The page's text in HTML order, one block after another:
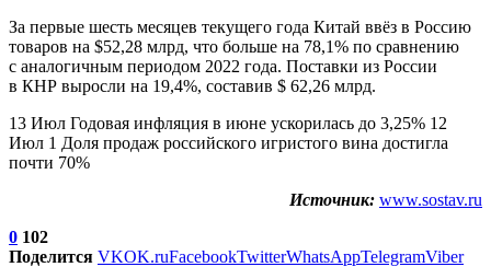
За первые шесть месяцев текущего года Китай ввёз в Россию
товаров на $52,28 млрд, что больше на 78,1% по сравнению
с аналогичным периодом 2022 года. Поставки из России
в КНР выросли на 19,4%, составив $ 62,26 млрд.
13 Июл Годовая инфляция в июне ускорилась до 3,25% 12
Июл 1 Доля продаж российского игристого вина достигла
почти 70%
Источник: www.sostav.ru
0 102
Поделится VKOK.ruFacebookTwitterWhatsAppTelegramViber